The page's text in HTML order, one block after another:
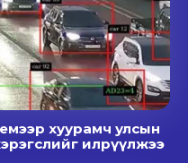
хуурамч улсын
илрүүлжээ